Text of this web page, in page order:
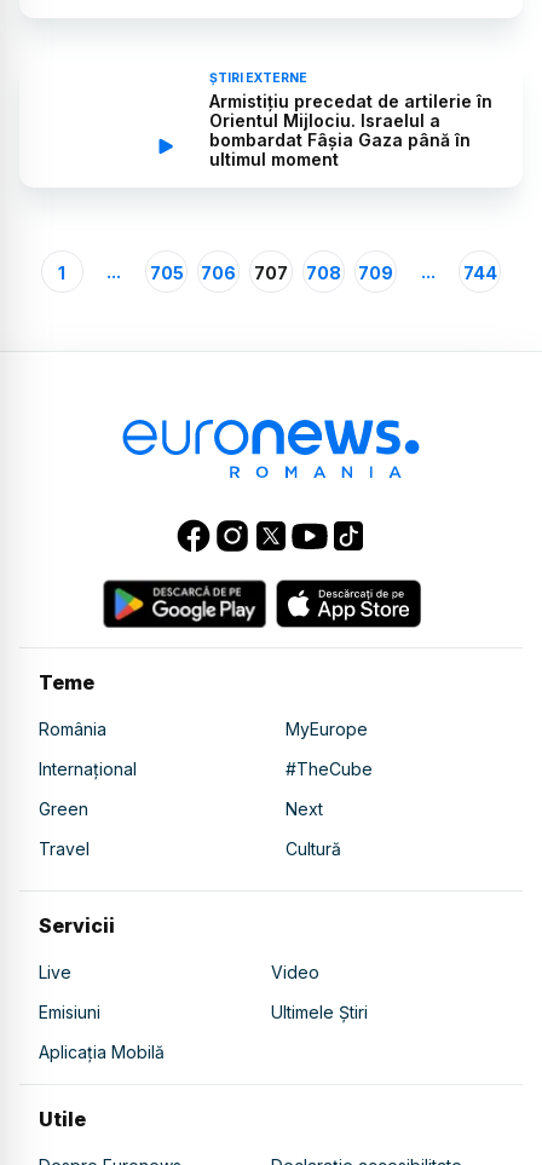
ȘTIRI EXTERNE
Armistițiu precedat de artilerie în
Orientul Mijlociu. Israelul a
bombardat Fâșia Gaza până în
ultimul moment
1 ... 705 706 707 708 709 ... 744
Teme
România
MyEurope
Internațional
#TheCube
Green
Next
Travel
Cultură
Servicii
Live
Video
Emisiuni
Ultimele Știri
Aplicația Mobilă
Utile